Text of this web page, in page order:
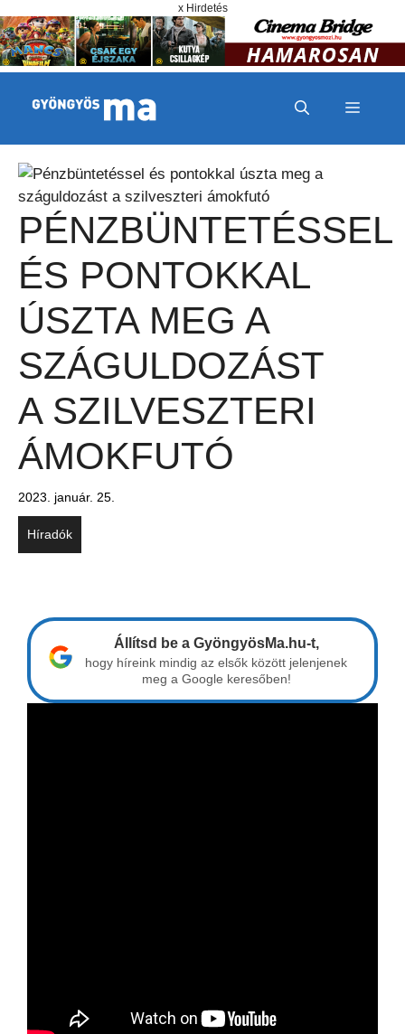
x Hirdetés
MENÜ
PÉNZBÜNTETÉSSEL
ÉS PONTOKKAL
ÚSZTA MEG A
SZÁGULDOZÁST
A SZILVESZTERI
ÁMOKFUTÓ
2023. január. 25.
Híradók
Állítsd be a GyöngyösMa.hu-t,
hogy híreink mindig az elsők között jelenjenek
meg a Google keresőben!